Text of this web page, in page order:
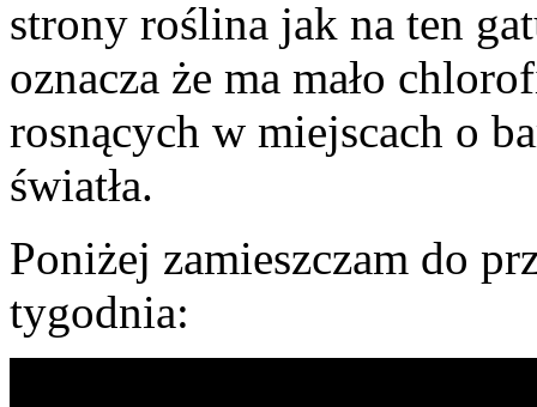
strony roślina jak na ten
oznacza że ma mało
rosnących w miejscach o
światła.
Poniżej zamieszczam do
tygodnia: